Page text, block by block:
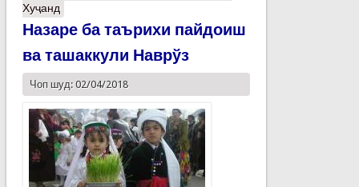
Хуҷанд
Назаре ба таърихи пайдоиш
ва ташаккули Наврўз
Чоп шуд: 02/04/2018